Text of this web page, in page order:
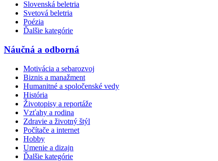
Slovenská beletria
Svetová beletria
Poézia
Ďalšie kategórie
Náučná a odborná
Motivácia a sebarozvoj
Biznis a manažment
Humanitné a spoločenské vedy
História
Životopisy a reportáže
Vzťahy a rodina
Zdravie a životný štýl
Počítače a internet
Hobby
Umenie a dizajn
Ďalšie kategórie